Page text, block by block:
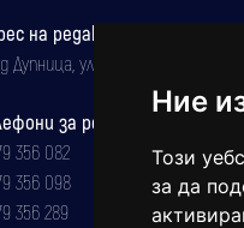
Ние
Този
за да
на редакцията
Дупница, ул.''Христо Ботев" 43
за реклама и
356 082
356 098
356 289